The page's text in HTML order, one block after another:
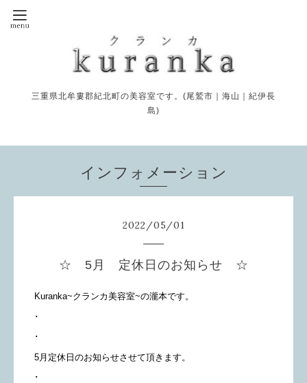
三重県北牟婁郡紀北町の美容室です。(尾鷲市｜海山｜紀伊長
島)
インフォメーション
2022/05/01
☆ 5月 定休日のお知らせ ☆
Kuranka~クランカ美容室~の瀧本です。
･
･
5月定休日のお知らせさせて頂きます。
･